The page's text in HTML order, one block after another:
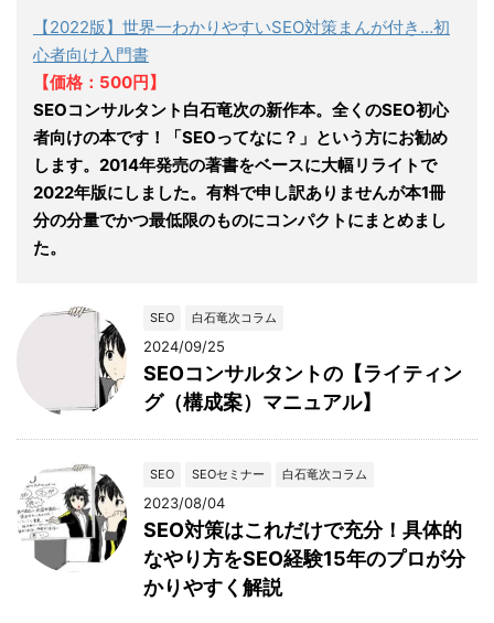
【2022版】世界一わかりやすいSEO対策まんが付き…初
心者向け入門書
【価格：500円】
SEOコンサルタント白石竜次の新作本。全くのSEO初心
者向けの本です！「SEOってなに？」という方にお勧め
します。2014年発売の著書をベースに大幅リライトで
2022年版にしました。有料で申し訳ありませんが本1冊
分の分量でかつ最低限のものにコンパクトにまとめまし
た。
SEO 白石竜次コラム
2024/09/25
SEOコンサルタントの【ライティン
グ（構成案）マニュアル】
SEO SEOセミナー 白石竜次コラム
2023/08/04
SEO対策はこれだけで充分！具体的
なやり方をSEO経験15年のプロが分
かりやすく解説